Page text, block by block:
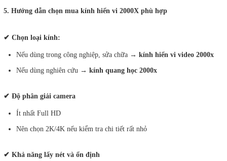
5. Hướng dẫn chọn mua kính hiển vi 2000X phù hợp
✔ Chọn loại kính:
Nếu dùng trong công nghiệp, sửa chữa → kính hiển vi video 2000x
Nếu dùng nghiên cứu → kính quang học 2000x
✔ Độ phân giải camera
Ít nhất Full HD
Nên chọn 2K/4K nếu kiểm tra chi tiết rất nhỏ
✔ Khả năng lấy nét và ổn định